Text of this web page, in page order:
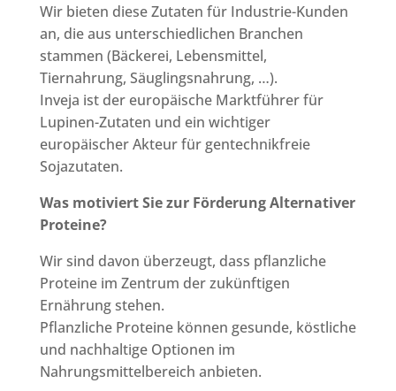
Wir bieten diese Zutaten für Industrie-Kunden
an, die aus unterschiedlichen Branchen
stammen (Bäckerei, Lebensmittel,
Tiernahrung, Säuglingsnahrung, …).
Inveja ist der europäische Marktführer für
Lupinen-Zutaten und ein wichtiger
europäischer Akteur für gentechnikfreie
Sojazutaten.
Was motiviert Sie zur Förderung Alternativer
Proteine?
Wir sind davon überzeugt, dass pflanzliche
Proteine im Zentrum der zukünftigen
Ernährung stehen.
Pflanzliche Proteine können gesunde, köstliche
und nachhaltige Optionen im
Nahrungsmittelbereich anbieten.